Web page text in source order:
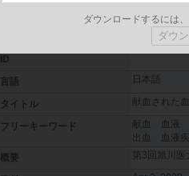
ID
言語
日本語
タイトル 献血された
フリーキーワード
献血 血液
出血 血液
概要
第3回旭川
ダウンロードするには